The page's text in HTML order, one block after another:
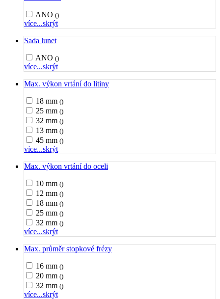
ANO ()
více...skrýt
Sada lunet
ANO ()
více...skrýt
Max. výkon vrtání do litiny
18 mm ()
25 mm ()
32 mm ()
13 mm ()
45 mm ()
více...skrýt
Max. výkon vrtání do oceli
10 mm ()
12 mm ()
18 mm ()
25 mm ()
32 mm ()
více...skrýt
Max. průměr stopkové frézy
16 mm ()
20 mm ()
32 mm ()
více...skrýt